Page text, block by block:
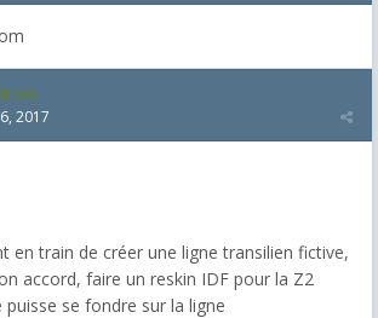
509
2017
en train de créer une ligne transilien fictive,
accord, faire un reskin IDF pour la Z2
se fondre sur la ligne